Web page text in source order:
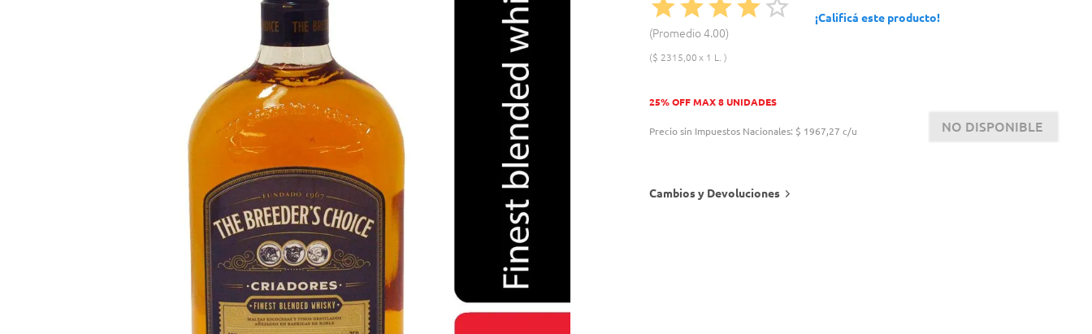
Promedio4.00
¡Calificá este producto!
$ 2315,00 1 L.
25% OFF MAX 8 UNIDADES
Precio sin Impuestos Nacionales: $ 1967,27 c/u NO DISPONIBLE
Cambios y Devoluciones